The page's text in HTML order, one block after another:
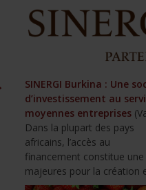
SINERGI Burkina : Une
d’investissement au
moyennes entreprises
Dans la plupart des pays
africains, l’accès au
financement constitue
majeures pour la création